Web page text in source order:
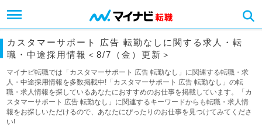
カスタマーサポート 広告 転勤なしに関する求人・転
職・中途採用情報＜8/7（金）更新＞
マイナビ転職では「カスタマーサポート 広告 転勤なし」に関連する転職・求
人・中途採用情報を多数掲載中!「カスタマーサポート 広告 転勤なし」の転
職・求人情報を探しているあなたにおすすめのお仕事を掲載しています。「カ
スタマーサポート 広告 転勤なし」に関連するキーワードからも転職・求人情
報をお探しいただけるので、あなたにぴったりのお仕事を見つけてみてくださ
い!